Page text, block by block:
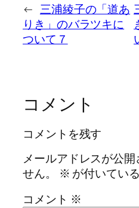
← 三浦綾子の「道あ
りき」のバラツキに
ついて７
コメント
コメントを残す
メールアドレスが公
せん。
※ が付いてい
コメント ※